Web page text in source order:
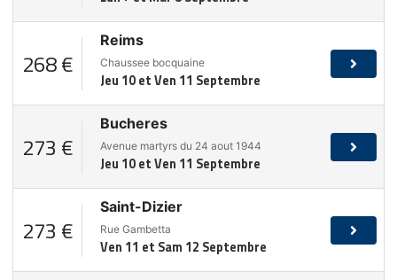
268 €
Reims
Chaussee bocquaine
Jeu 10 et Ven 11 Septembre
273 €
Bucheres
Avenue martyrs du 24 aout 1944
Jeu 10 et Ven 11 Septembre
273 €
Saint-Dizier
Rue Gambetta
Ven 11 et Sam 12 Septembre